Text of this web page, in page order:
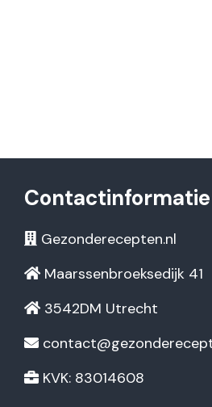
Contactinformatie
Gezonderecepten.nl
Maarssenbroeksedijk 41
3542DM Utrecht
KVK: 83014608